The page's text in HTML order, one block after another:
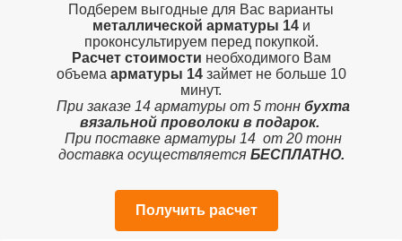
Подберем выгодные для Вас варианты
металлической арматуры 14и
проконсультируем перед покупкой.
Расчет стоимости необходимого Вам
объема арматуры 14займет не больше 10
минут.
При заказе 14 арматуры от 5 тонн бухта
вязальной проволоки в подарок.
При поставке арматуры 14 от 20 тонн
доставка осуществляется БЕСПЛАТНО.
Получить расчет